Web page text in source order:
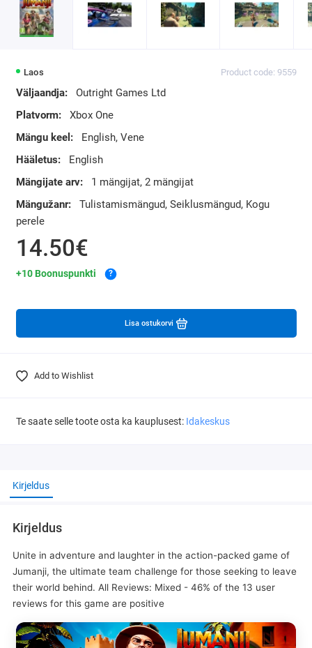
Laos Product code: 9559
Väljaandja:
Outright Games Ltd
Platvorm:
Xbox One
Mängu keel:
English, Vene
Hääletus:
English
Mängijate arv:
1 mängijat, 2 mängijat
Mängužanr:
Tulistamismängud, Seiklusmängud, Kogu
perele
14.50€
+10 Boonuspunkti ?
Lisa ostukorvi
Add to Wishlist
Te saate selle toote osta ka kauplusest: Idakeskus
Kirjeldus
Kirjeldus
Unite in adventure and laughter in the action-packed game of
Jumanji, the ultimate team challenge for those seeking to leave
their world behind. All Reviews: Mixed - 46% of the 13 user
reviews for this game are positive